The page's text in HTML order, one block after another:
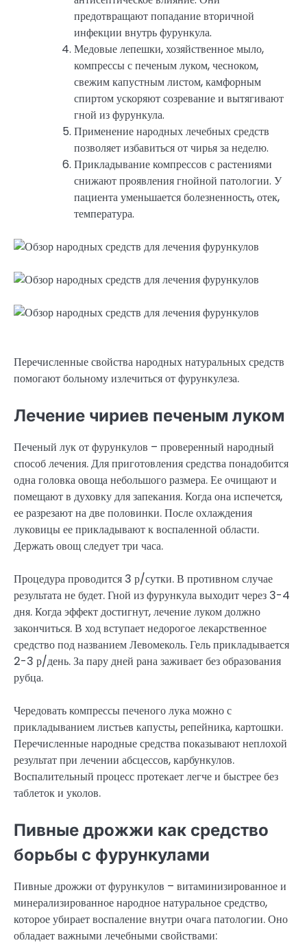
предотвращают попадание вторичной
инфекции внутрь фурункула.
Медовые лепешки, хозяйственное мыло,
компрессы с печеным луком, чесноком,
свежим капустным листом, камфорным
спиртом ускоряют созревание и вытягивают
гной из фурункула.
Применение народных лечебных средств
позволяет избавиться от чирья за неделю.
Прикладывание компрессов с растениями
снижают проявления гнойной патологии. У
пациента уменьшается болезненность, отек,
температура.
Перечисленные свойства народных натуральных средств
помогают больному излечиться от фурункулеза.
Лечение чириев печеным луком
Печеный лук от фурункулов – проверенный народный
способ лечения. Для приготовления средства понадобится
одна головка овоща небольшого размера. Ее очищают и
помещают в духовку для запекания. Когда она испечется,
ее разрезают на две половинки. После охлаждения
луковицы ее прикладывают к воспаленной области.
Держать овощ следует три часа.
Процедура проводится 3 р/сутки. В противном случае
результата не будет. Гной из фурункула выходит через 3-4
дня. Когда эффект достигнут, лечение луком должно
закончиться. В ход вступает недорогое лекарственное
средство под названием Левомеколь. Гель прикладывается
2-3 р/день. За пару дней рана заживает без образования
рубца.
Чередовать компрессы печеного лука можно с
прикладыванием листьев капусты, репейника, картошки.
Перечисленные народные средства показывают неплохой
результат при лечении абсцессов, карбункулов.
Воспалительный процесс протекает легче и быстрее без
таблеток и уколов.
Пивные дрожжи как средство
борьбы с фурункулами
Пивные дрожжи от фурункулов – витаминизированное и
минерализированное народное натуральное средство,
которое убирает воспаление внутри очага патологии. Оно
обладает важными лечебными свойствами: